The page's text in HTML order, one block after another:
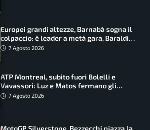
Europei grandi altezze, Barnabà sogna il
colpaccio: è leader a metà gara, Baraldi
ancora in corsa
7 Agosto 2026
ATP Montreal, subito fuori Bolelli e
Vavassori: Luz e Matos fermano gli
azzurri
7 Agosto 2026